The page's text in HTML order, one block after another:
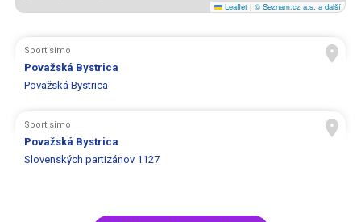
Leaflet | © Seznam.cz a.s. a další
Sportisimo
Považská Bystrica
Považská Bystrica
Sportisimo
Považská Bystrica
Slovenských partizánov 1127